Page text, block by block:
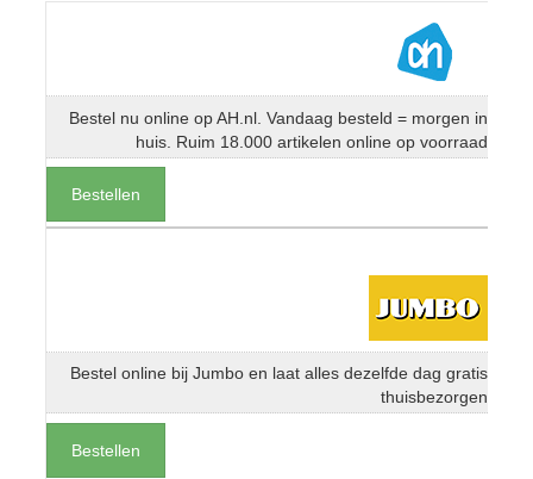
Bestel nu online op AH.nl. Vandaag besteld = morgen in
huis. Ruim 18.000 artikelen online op voorraad
Bestellen
Bestel online bij Jumbo en laat alles dezelfde dag gratis
thuisbezorgen
Bestellen